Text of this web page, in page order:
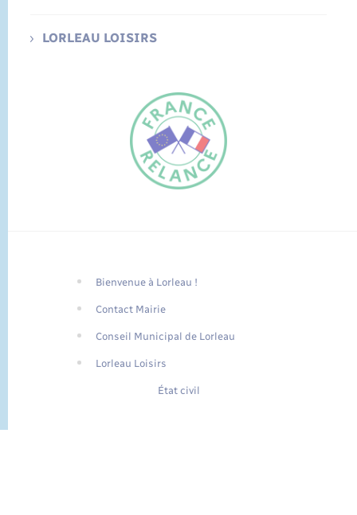
Traduction du
FR
LORLEAU LOISIRS
Bienvenue à Lorleau !
Contact Mairie
Conseil Municipal de Lorleau
Lorleau Loisirs
État civil